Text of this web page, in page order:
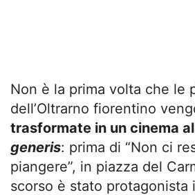
Non è la prima volta che le
dell’Oltrarno fiorentino
trasformate in un cinema
generis: prima di “Non ci
piangere”, in piazza del
scorso è stato protagonista